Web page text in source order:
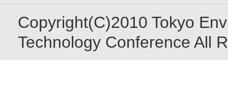
Copyright(C)2010 Tokyo
Technology Conference All